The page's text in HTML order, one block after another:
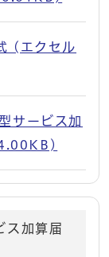
(エクセル
サービス加
ス加算届